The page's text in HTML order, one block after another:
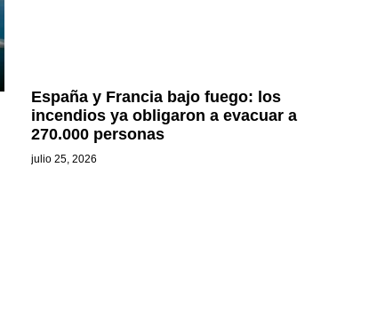
España y Francia bajo fuego: los
incendios ya obligaron a evacuar a
270.000 personas
julio 25, 2026